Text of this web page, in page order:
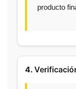
producto
4.